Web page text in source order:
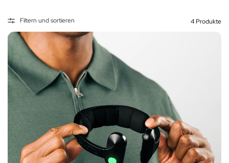
Filtern und sortieren 4 Produkte